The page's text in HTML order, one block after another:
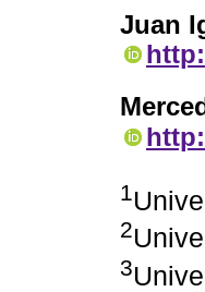
Juan
1
2
3